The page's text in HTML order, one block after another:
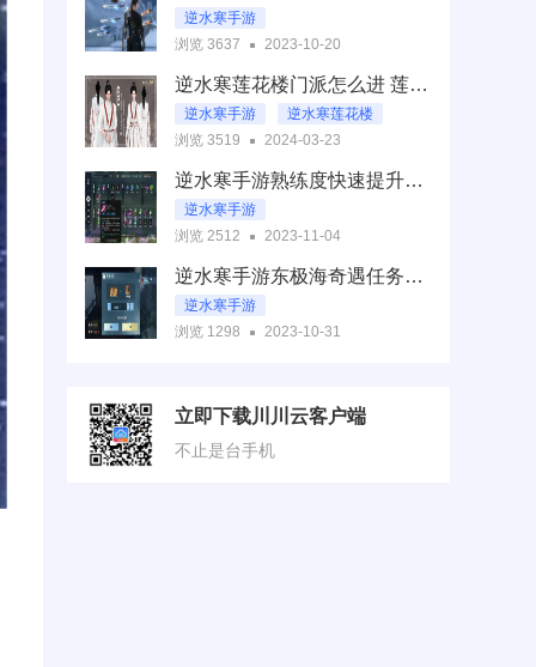
逆水寒手游
逆水寒手游转职券
逆水寒手游转职券怎么获得
浏览 3637 2023-10-20
逆水寒莲花楼门派怎么进 莲花楼信物获取位置一览
逆水寒手游
逆水寒莲花楼
逆水寒莲花楼门派怎么进
浏览 3519 2024-03-23
逆水寒手游熟练度快速提升方法 熟练度上限一览
逆水寒手游
逆水寒手游熟练度
逆水寒手游熟练度快速提升方法
浏览 2512 2023-11-04
逆水寒手游东极海奇遇任务怎么做 5个奇遇任务位置
逆水寒手游
逆水寒手游东极海
浏览 1298 2023-10-31
立即下载川川云客户端
不止是台手机